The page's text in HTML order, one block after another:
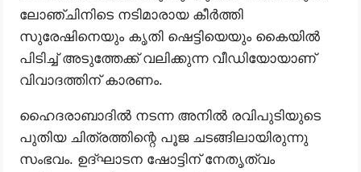
ലോഞ്ചിനിടെ നടിമാരായ കീർത്തി
സുരേഷിനെയും കൃതി ഷെട്ടിയെയും കൈയിൽ
പിടിച്ച് അടുത്തേക്ക് വലിക്കുന്ന വീഡിയോയാണ്
വിവാദത്തിന് കാരണം.
ഹൈദരാബാദിൽ നടന്ന അനിൽ രവിപുടിയുടെ
പുതിയ ചിത്രത്തിന്റെ പൂജ ചടങ്ങിലായിരുന്നു
സംഭവം. ഉദ്ഘാടന ഷോട്ടിന് നേതൃത്വം